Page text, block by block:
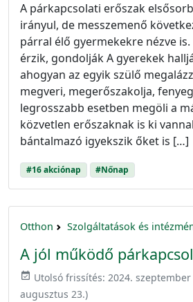
A párkapcsolati erőszak
irányul, de messzemenő
párral élő gyermekekre nézve
érzik, gondolják A gyerekek
ahogyan az egyik szülő
megveri, megerőszakolja,
legrosszabb esetben megöli a
közvetlen erőszaknak is ki
bántalmazó igyekszik őket is […]
#16 akciónap #Nőnap
Otthon Szolgáltatások és
A jól működő
event_available Utolsó frissítés: 2024. szeptember
augusztus 23.)